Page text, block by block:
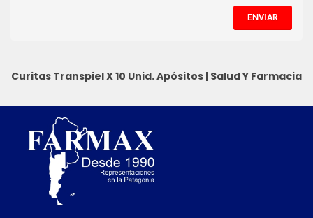
ENVIAR
Curitas Transpiel X 10 Unid.Apósitos | Salud Y Farmacia